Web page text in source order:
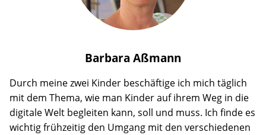
Barbara Aßmann
Durch meine zwei Kinder beschäftige ich mich täglich
mit dem Thema, wie man Kinder auf ihrem Weg in die
digitale Welt begleiten kann, soll und muss. Ich finde es
wichtig frühzeitig den Umgang mit den verschiedenen